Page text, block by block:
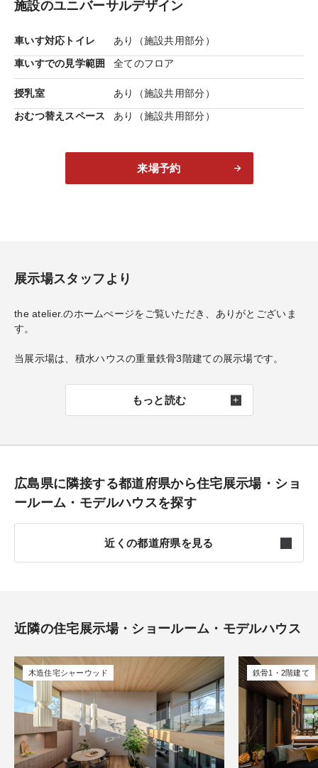
二世帯・多世帯プラン
生活や時間帯が異なる家族が快
の提案です。
施設のユニバーサルデザイン
車いす対応トイレ
あり（施設共用部分）
車いすでの見学範囲
全てのフロア
授乳室
あり（施設共用部分）
おむつ替えスペース
あり（施設共用部分）
来場予約
展示場スタッフより
the atelier.のホームぺージをご覧いただき、ありがとございま
す。
当展示場は、積水ハウスの重量鉄骨3階建ての展示場です。
より、これまでにない開放的な暮らしをご体感いただけます。
積水ハウスは、優れた構造技術と設計力を融合し、お客様一人
ひとりの理想やライフスタイルに寄り添った住まいづくりをご
都市部においても光や風を豊かに取り込み、ゆとりと心地よさ
もっと読む
広島県に隣接する都道府県から住宅展示場・ショ
ールーム・モデルハウスを探す
近くの都道府県を見る
島根 0件
岡山 8件
5件
愛媛 3件
近隣の住宅展示場・ショールーム・モデルハウス
木造住宅シャーウッド 鉄骨1・2階建て